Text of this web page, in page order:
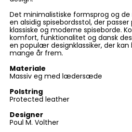
Det minimalistiske formsprog og de
en alsidig spisebordsstol, der
klassiske og moderne spiseborde.
komfort, funktionalitet og dansk
en populær designklassiker, der kan
mange år frem.
Materiale
Massiv eg med lædersæde
Polstring
Protected leather
Designer
Poul M. Volther